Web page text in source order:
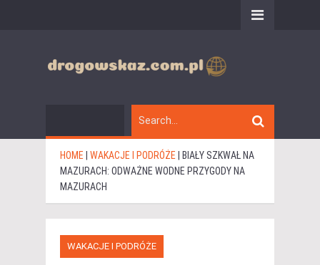
HOME WAKACJE I PODRÓŻE
BIAŁY SZKWAŁ NA
MAZURACH: ODWAŻNE WODNE PRZYGODY NA
MAZURACH
WAKACJE I PODRÓŻE